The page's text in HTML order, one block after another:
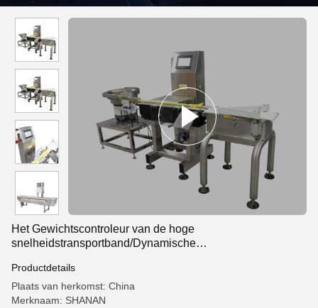
snelheidstransportband/Dynamische Gewichtscontroleurmachine
Het Gewichtscontroleur van de hoge
snelheidstransportband/Dynamische
Productdetails
Plaats van herkomst: China
Merknaam: SHANAN